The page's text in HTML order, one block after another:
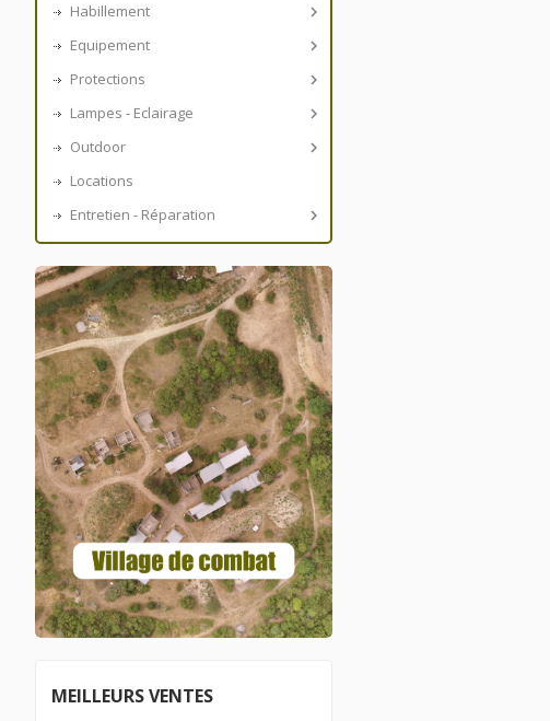

Habillement

Equipement

Protections

Lampes - Eclairage

Outdoor
Locations

Entretien - Réparation
MEILLEURS VENTES